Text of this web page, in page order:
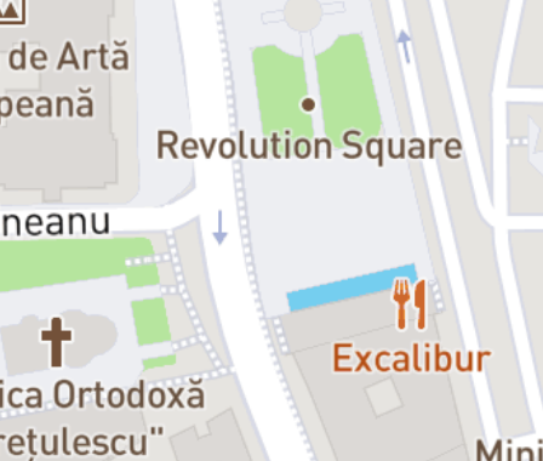
ternă. Și totuși, undeva, ascunsă în toate astea, se naște o
frumusețe fragilă. Pentru că nicio metamorfoză nu e completă
până nu-și întregește ciclul.Metamorfoza
lui Kafka nu e o
metaforă. E o oglindă. Așa cum spunea Nabokov:
fiecare om are
aripi – dacă ar ști doar cum să le deschidă…
Yuri Kordonsky
Marius Turdeanu, Matei Arvunescu, Alex Popa, Dan
Pughineanu, Mircea Alexandru Băluță
Grete:Oana Predescu
Mihaela Trofimov
Tatăl:Bogdan Nechifor
Servitoarea:
Dana Marineci
Administratorul-șef:
Mihai Mitrea
Primul chiriaș:
Dan Clucinschi
Al doilea chiriaș:Dragoș Spahiu
Al treilea chiriaș:Ovidiu Ușvat